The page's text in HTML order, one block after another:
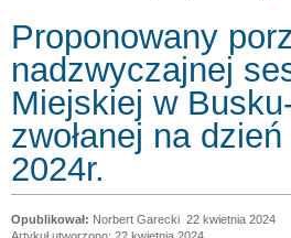
Proponowany
nadzwyczajnej
Miejskiej w
zwołanej na
2024r.
Norbert Garecki 22 kwietnia 2024